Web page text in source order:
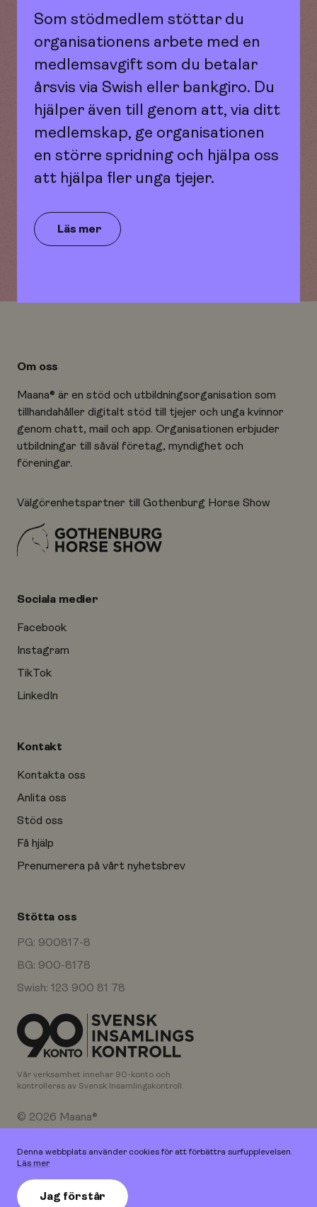
Denna webbplats använder cookies för att förbättra surfupplevelsen.
Läs mer
Jag förstår
Som stödmedlem stöttar du
organisationens arbete med en
medlemsavgift som du betalar
årsvis via Swish eller bankgiro. Du
hjälper även till genom att, via ditt
medlemskap, ge organisationen
en större spridning och hjälpa oss
att hjälpa fler unga tjejer.
Läs mer
Har inga vänner
Avsluta vänskap
Hitta vänner
Om oss
Maana® är en stöd och utbildningsorganisation som
tillhandahåller digitalt stöd till tjejer och unga kvinnor
genom chatt, mail och app. Organisationen erbjuder
utbildningar till såväl företag, myndighet och
föreningar.
Välgörenhetspartner till Gothenburg Horse Show
Sociala medier
Facebook
Instagram
TikTok
LinkedIn
Kontakt
Kontakta oss
Anlita oss
Stöd oss
Få hjälp
Prenumerera på vårt nyhetsbrev
© 2026 Maana®
Med stöd av Västra Götalandsregionen
Stötta oss
PG: 900817-8
BG: 900-8178
Swish: 123 900 81 78
Vår verksamhet innehar 90-konto och
kontrolleras av Svensk Insamlingskontroll.